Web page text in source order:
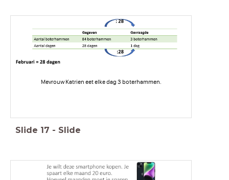
Mevrouw Katrien eet elke dag 3 boterhammen.
Slide 17 - Slide